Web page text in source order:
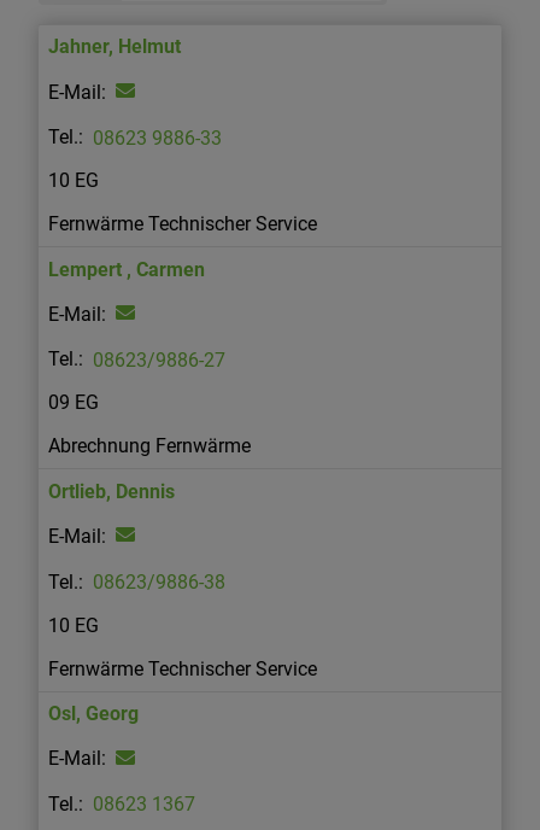
Jahner, Helmut
08623 9886-33
10 EG
Fernwärme Technischer Service
Lempert , Carmen
08623/9886-27
09 EG
Abrechnung Fernwärme
Ortlieb, Dennis
08623/9886-38
10 EG
Fernwärme Technischer Service
Osl, Georg
08623 1367